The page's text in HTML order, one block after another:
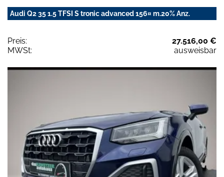
Audi Q2 35 1.5 TFSI S tronic advanced 156¤ m.20% Anz.
Preis:
27.516,00 €
MWSt:
ausweisbar